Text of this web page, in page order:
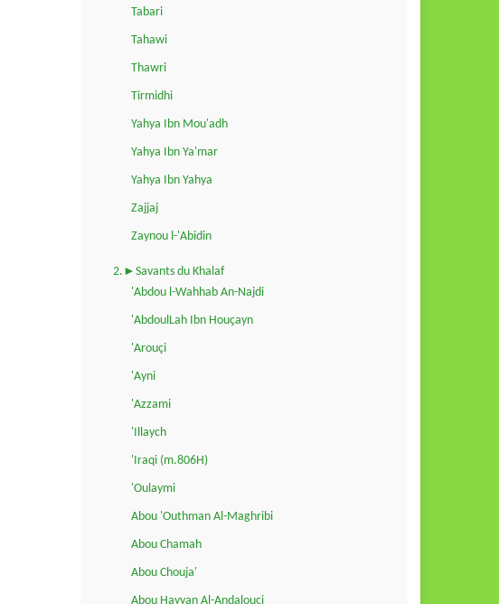
Tabari
Tahawi
Thawri
Tirmidhi
Yahya Ibn Mou'adh
Yahya Ibn Ya'mar
Yahya Ibn Yahya
Zajjaj
Zaynou l-'Abidin
2.►Savants du Khalaf
'Abdou l-Wahhab An-Najdi
'AbdoulLah Ibn Houçayn
'Arouçi
'Ayni
'Azzami
'Illaych
'Iraqi (m.806H)
'Oulaymi
Abou 'Outhman Al-Maghribi
Abou Chamah
Abou Chouja'
Abou Hayyan Al-Andalouçi